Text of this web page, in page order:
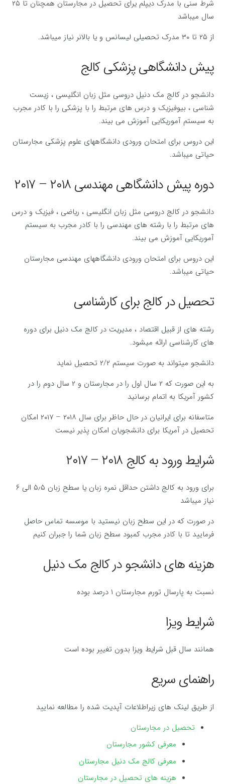
شرط سنی با مدرک دیپلم یرای تحصیل در مجارستان همچنان تا ۲۵
سال میباشد
از ۲۵ تا ۳۰ مدرک تحصیلی لیسانس و یا بالانر نیاز میباشد.
پیش دانشگاهی پزشکی کالج
دانشجو در کالج مک دنیل دروسی مثل زبان انگلیسی ، زیست
شناسی ، بیوفیزیک و درس های مرتبط را با پزشکی را با کادر مجرب
به سیستم آموریکایی آموزش می بیند.
این دروس برای امتحان ورودی دانشگاههای علوم پزشکی مجارستان
حیاتی میباشد.
دوره پیش دانشگاهی مهندسی ۲۰۱۸ – ۲۰۱۷
دانشجو در کالج دروسی مثل زبان انگلیسی ، ریاضی ، فیزیک و درس
های مرتبط را با رشته های مهندسی را با کادر مجرب به سیستم
آموریکایی آموزش می بیند.
این دروس برای امتحان ورودی دانشگاههای مهندسی مجارستان
حیاتی میباشد.
تحصیل در کالج برای کارشناسی
رشته های از قبیل اقتصاد ، مدیریت در کالج مک دنیل برای دوره
های کارشناسی ارائه میشود.
دانشجو میتواند به صورت سیستم ۲/۲ تحصیل نماید
به این صورت که ۲ سال اول را در مجارستان و ۲ سال دوم را در
کشور آمریکا به اتمام برسانید
متاسفانه برای ایرانیان در حال حاظر برای سال ۲۰۱۸ – ۲۰۱۷ امکان
تحصیل در آمریکا برای دانشجویان امکان پذیر نیست
شرایط ورود به کالج ۲۰۱۸ – ۲۰۱۷
برای ورود به کالج داشتن حداقل نمره زبان یا سطح زبان ۵٫۵ الی ۶
نیاز میباشد
در صورت که در این سطح زبان نیستید با موسسه تماس حاصل
فرمایید تا با کادر مجرب کمبود سطح زبان شما را جبران کنیم
هزینه های دانشجو در کالج مک دنیل
نسبت به پارسال تورم مجارستان ۱ درصد بوده
شرایط ویزا
همانند سال قبل شرایط ویزا بدون تغییر بوده است
راهنمای سریع
از طریق لینک های زیراطلاعات آپدیت شده را مطالعه نمایید
تحصیل در مجارستان
معرفی کشور مجارستان
معرفی کالج مک دنیل مجارستان
هزینه های تحصیل در مجارستان